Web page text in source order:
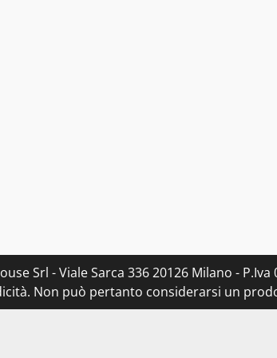
Srl - Viale Sarca 336 20126 Milano -
Non può pertanto considerarsi un